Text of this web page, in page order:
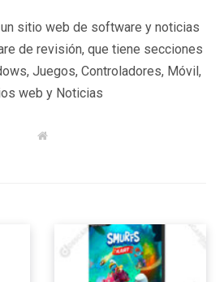
sitio web de software y noticias
de revisión, que tiene secciones
Juegos, Controladores, Móvil,
web y Noticias
W